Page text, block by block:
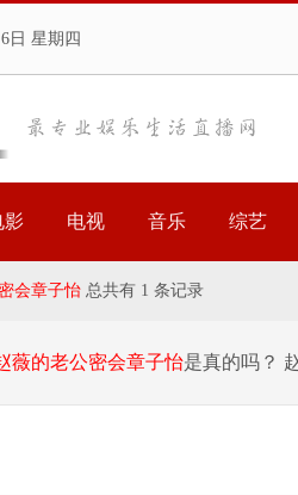
日 星期四
影 电视 音乐 综艺
会章子怡 总共有 1 条记录
薇的老公密会章子怡是真的吗？